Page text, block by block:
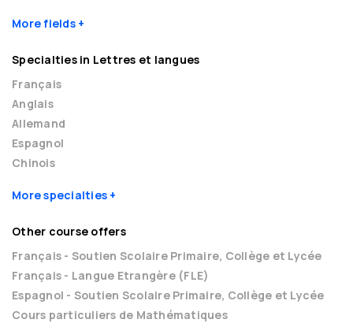
More fields
Specialties in Lettres et langues
Français
Anglais
Allemand
Espagnol
Chinois
More specialties
Other course offers
Français - Soutien Scolaire Primaire, Collège et Lycée
Français - Langue Etrangère (FLE)
Espagnol - Soutien Scolaire Primaire, Collège et Lycée
Cours particuliers de Mathématiques